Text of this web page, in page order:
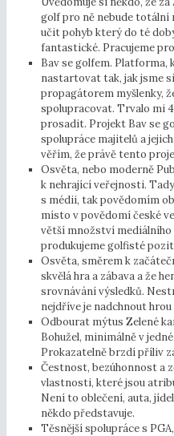
golf pro ně nebude totální
učit pohyb který do té
fantastické. Pracujeme
Bav se golfem. Platforma,
nastartovat tak, jak jsme
propagátorem myšlenky,
spolupracovat. Trvalo mi
prosadit. Projekt Bav se
spolupráce majitelů a
věřím, že právě tento
Osvěta, nebo moderně
k nehrající veřejnosti.
s médii, tak povědomím
místo v povědomí české
větší množství
produkujeme golfisté
Osvěta, směrem k
skvělá hra a zábava a že
srovnávání výsledků.
nejdříve je nadchnout
Odbourat mýtus Zelené
Bohužel, minimálně v
Prokazatelně brzdí příliv
Čestnost, bezúhonnost a
vlastnosti, které jsou
Není to oblečení, auta,
někdo představuje.
Těsnější spolupráce s